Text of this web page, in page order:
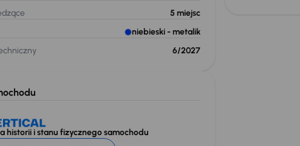
5 miejsc
niebieski - metalik
6/2027
historii i stanu fizycznego samochodu